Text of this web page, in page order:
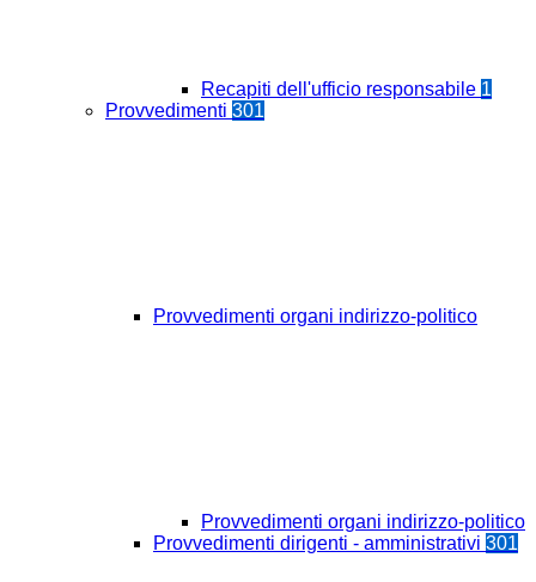
Recapiti dell'ufficio responsabile 1
Provvedimenti 301
Provvedimenti organi indirizzo-politico
Provvedimenti organi indirizzo-politico
Provvedimenti dirigenti - amministrativi 301